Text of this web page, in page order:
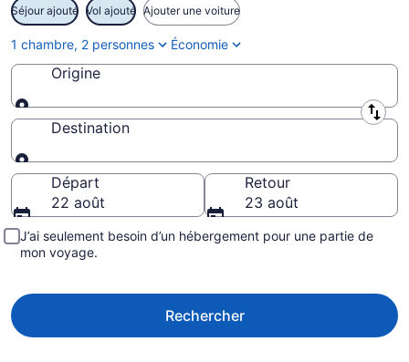
Séjour ajouté Vol ajouté Ajouter une voiture
1 chambre, 2 personnes Économie
Origine
Origine
Destination
Destination
Départ
22 août
Retour
23 août
J’ai seulement besoin d’un hébergement pour une partie de
mon voyage.
Rechercher